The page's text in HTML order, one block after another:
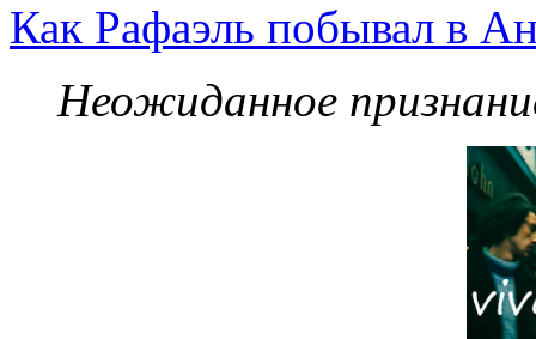
Как Рафаэль побывал в
Неожиданное